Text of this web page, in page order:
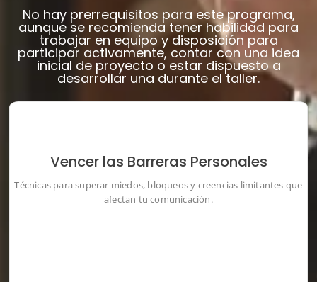
No hay prerrequisitos para este programa,
aunque se recomienda tener habilidad para
trabajar en equipo y disposición para
participar activamente, contar con una idea
inicial de proyecto o estar dispuesto a
desarrollar una durante el taller.
Vencer las Barreras Personales
Técnicas para superar miedos, bloqueos y creencias limitantes que
afectan tu comunicación.